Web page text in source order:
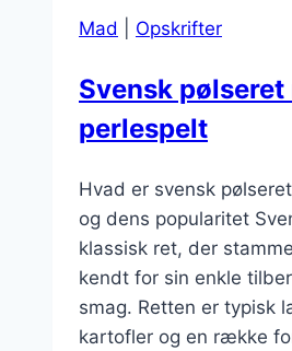
æble
Mad Opskrifter
Svensk pølseret
perlespelt
Hvad er svensk
og dens popularitet
klassisk ret, der
kendt for sin enkle
smag. Retten er typisk
kartofler og en række